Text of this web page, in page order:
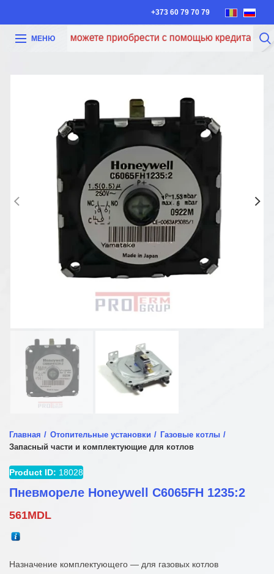
+373 60 79 70 79
МЕНЮ
Теперь вы можете приобрести с помощью кредита Iute
Главная Отопительные установки
Газовые котлы
Запасный части и комплектующие для котлов
Product ID: 18028
Пневмореле Honeywell C6065FH 1235:2
561MDL
Назначение комплектующего — для газовых котлов